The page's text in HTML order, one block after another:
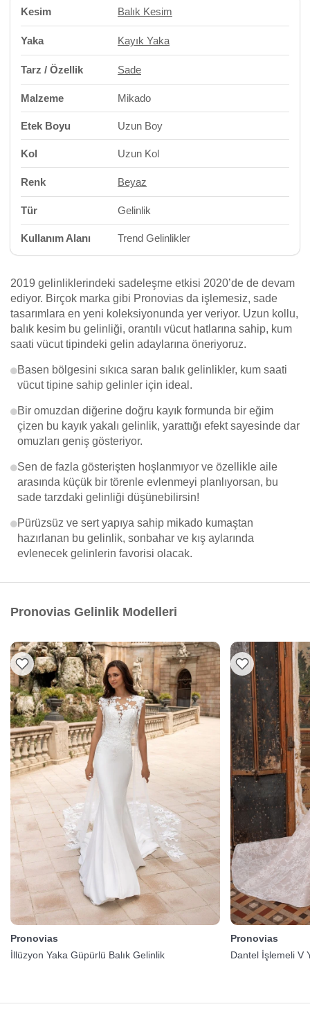
Kesim Balık Kesim
Yaka Kayık Yaka
Tarz / Özellik Sade
Malzeme Mikado
Etek Boyu Uzun Boy
Kol Uzun Kol
Renk Beyaz
Tür Gelinlik
Kullanım Alanı Trend Gelinlikler
2019 gelinliklerindeki sadeleşme etkisi 2020’de de devam
ediyor. Birçok marka gibi Pronovias da işlemesiz, sade
tasarımlara en yeni koleksiyonunda yer veriyor. Uzun kollu,
balık kesim bu gelinliği, orantılı vücut hatlarına sahip, kum
saati vücut tipindeki gelin adaylarına öneriyoruz.
Basen bölgesini sıkıca saran balık gelinlikler, kum saati
vücut tipine sahip gelinler için ideal.
Bir omuzdan diğerine doğru kayık formunda bir eğim
çizen bu kayık yakalı gelinlik, yarattığı efekt sayesinde dar
omuzları geniş gösteriyor.
Sen de fazla gösterişten hoşlanmıyor ve özellikle aile
arasında küçük bir törenle evlenmeyi planlıyorsan, bu
sade tarzdaki gelinliği düşünebilirsin!
Pürüzsüz ve sert yapıya sahip mikado kumaştan
hazırlanan bu gelinlik, sonbahar ve kış aylarında
evlenecek gelinlerin favorisi olacak.
Pronovias Gelinlik Modelleri
Pronovias
İllüzyon Yaka Güpürlü Balık Gelinlik
Pronovias
Dantel İşlemeli V